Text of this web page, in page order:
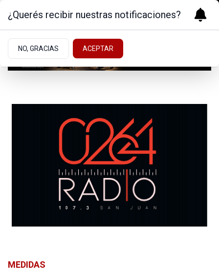
MEDIDAS
¿Querés recibir nuestras notificaciones?
NO, GRACIAS ACEPTAR